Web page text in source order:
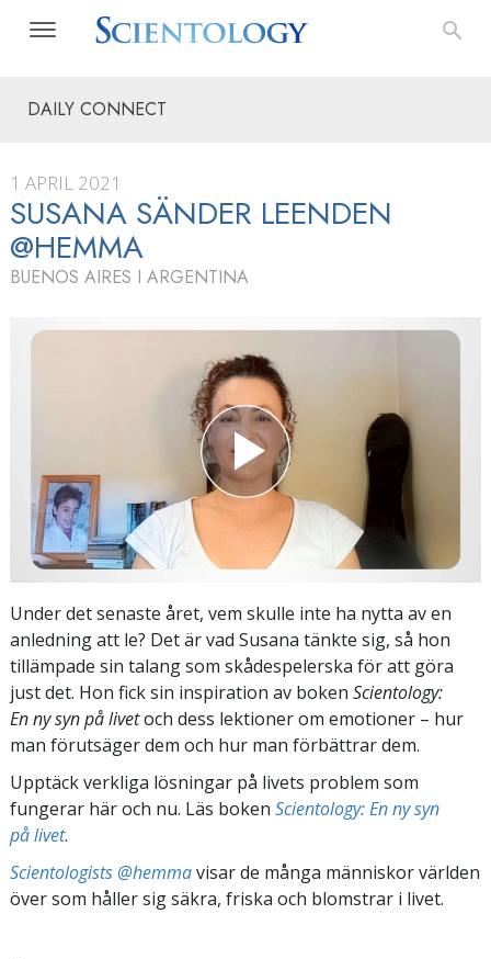
DAILY CONNECT
1 APRIL 2021
SUSANA SÄNDER LEENDEN
@HEMMA
BUENOS AIRES I ARGENTINA
Under det senaste året, vem skulle inte ha nytta av en
anledning att le? Det är vad Susana tänkte sig, så hon
tillämpade sin talang som skådespelerska för att göra
just det. Hon fick sin inspiration av boken Scientology:
En ny syn på livetoch dess lektioner om emotioner – hur
man förutsäger dem och hur man förbättrar dem.
Upptäck verkliga lösningar på livets problem som
fungerar här och nu. Läs boken Scientology: En ny syn
på livet.
Scientologists @hemmavisar de många människor världen
över som håller sig säkra, friska och blomstrar i livet.